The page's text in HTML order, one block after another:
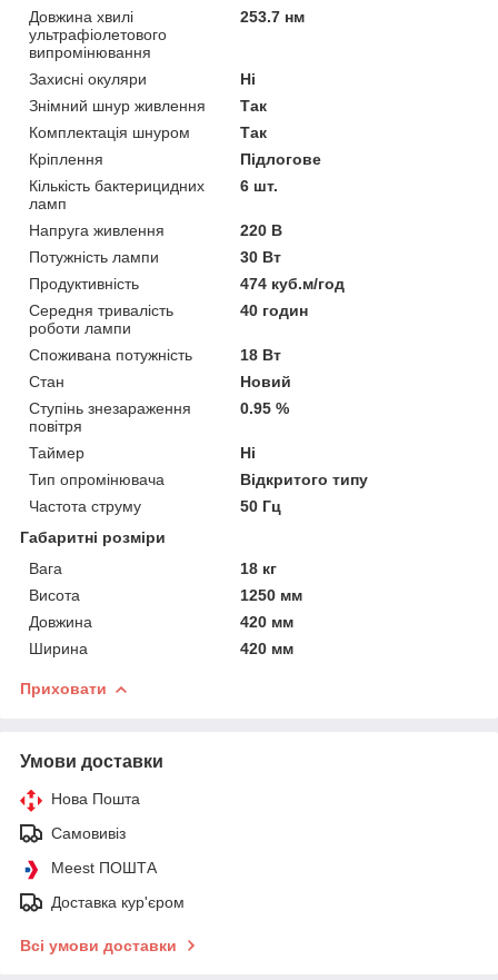
Довжина хвилі
ультрафіолетового
випромінювання
253.7 нм
Захисні окуляри
Ні
Знімний шнур живлення
Так
Комплектація шнуром
Так
Кріплення
Підлогове
Кількість бактерицидних
ламп
6 шт.
Напруга живлення
220 В
Потужність лампи
30 Вт
Продуктивність
474 куб.м/год
Середня тривалість
роботи лампи
40 годин
Споживана потужність
18 Вт
Стан
Новий
Ступінь знезараження
повітря
0.95 %
Таймер
Ні
Тип опромінювача
Відкритого типу
Частота струму
50 Гц
Габаритні розміри
Вага
18 кг
Висота
1250 мм
Довжина
420 мм
Ширина
420 мм
Приховати
Умови доставки
Нова Пошта
Самовивіз
Meest ПОШТА
Доставка кур'єром
Всі умови доставки